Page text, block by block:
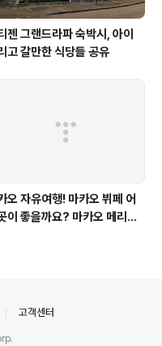
젠 그랜드라파 숙박시, 아이
고 갈만한 식당들 공유
오 자유여행! 마카오 뷔페 어
이 좋을까요? 마카오 메리어
고객센터